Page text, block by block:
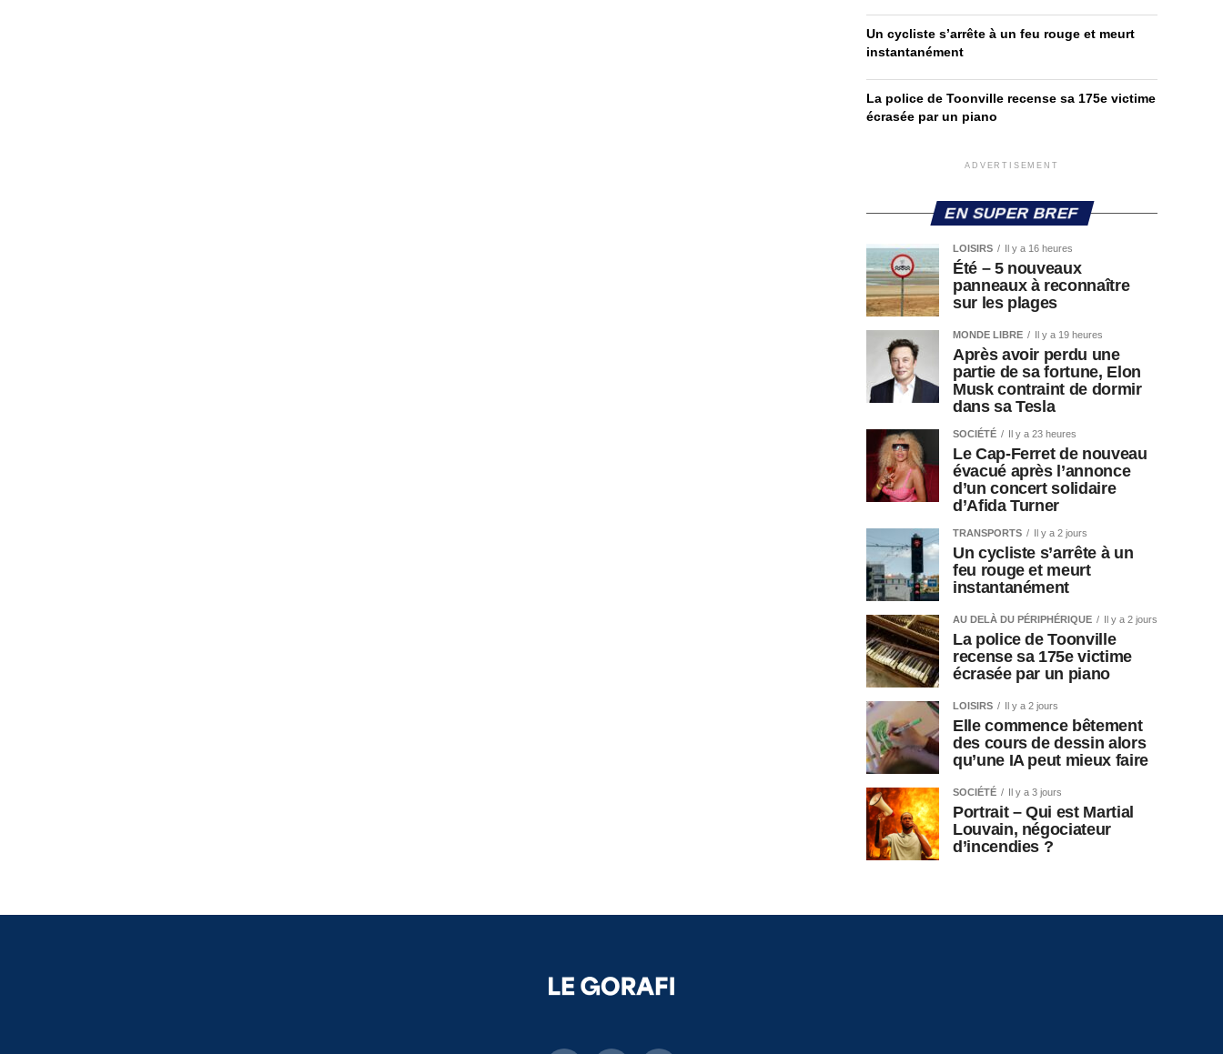
Un cycliste s’arrête à un feu rouge et meurt
instantanément
La police de Toonville recense sa 175e victime
écrasée par un piano
ADVERTISEMENT
EN SUPER BREF
LOISIRS Il y a 16 heures
Été – 5 nouveaux
panneaux à reconnaître
sur les plages
MONDE LIBRE Il y a 19 heures
Après avoir perdu une
partie de sa fortune, Elon
Musk contraint de dormir
dans sa Tesla
SOCIÉTÉ Il y a 23 heures
Le Cap-Ferret de nouveau
évacué après l’annonce
d’un concert solidaire
d’Afida Turner
TRANSPORTS Il y a 2 jours
Un cycliste s’arrête à un
feu rouge et meurt
instantanément
AU DELÀ DU PÉRIPHÉRIQUE Il y a 2 jours
La police de Toonville
recense sa 175e victime
écrasée par un piano
LOISIRS Il y a 2 jours
Elle commence bêtement
des cours de dessin alors
qu’une IA peut mieux faire
SOCIÉTÉ Il y a 3 jours
Portrait – Qui est Martial
Louvain, négociateur
d’incendies ?